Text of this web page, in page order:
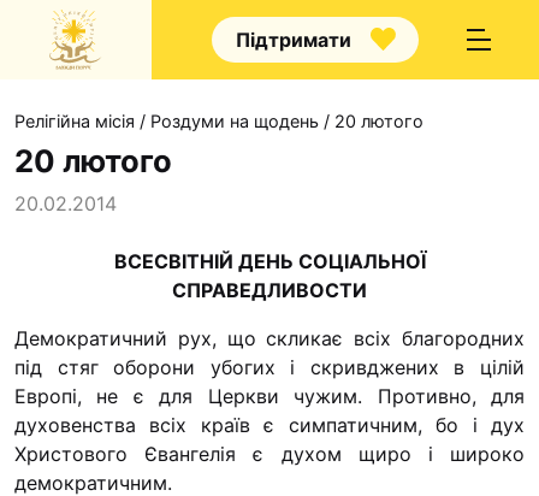
Підтримати
Про нас
Волонтерство
Наші напрямки
Наш
Контакти
Релігійна місія / Роздуми на щодень / 20 лютого
20 лютого
20.02.2014
ВСЕСВІТНІЙ ДЕНЬ СОЦІАЛЬНОЇ
СПРАВЕДЛИВОСТИ
Демократичний рух, що скликає всіх благородних
під стяг оборони убогих і скривджених в цілій
Европі, не є для Церкви чужим. Противно, для
духовенства всіх країв є симпатичним, бо і дух
Христового Євангелія є духом щиро і широко
демократичним.